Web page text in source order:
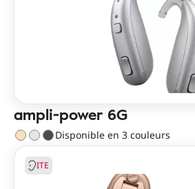
ampli-power 6G
Disponible en 3 couleurs
ITE